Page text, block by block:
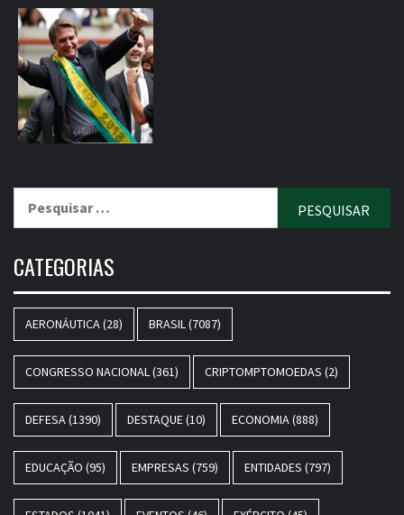
CATEGORIAS
AERONÁUTICA(28) BRASIL(7087)
CONGRESSO NACIONAL(361) CRIPTOMPTOMOEDAS (2)
DEFESA(1390) DESTAQUE(10) ECONOMIA(888)
EDUCAÇÃO (95) EMPRESAS (759) ENTIDADES (797)